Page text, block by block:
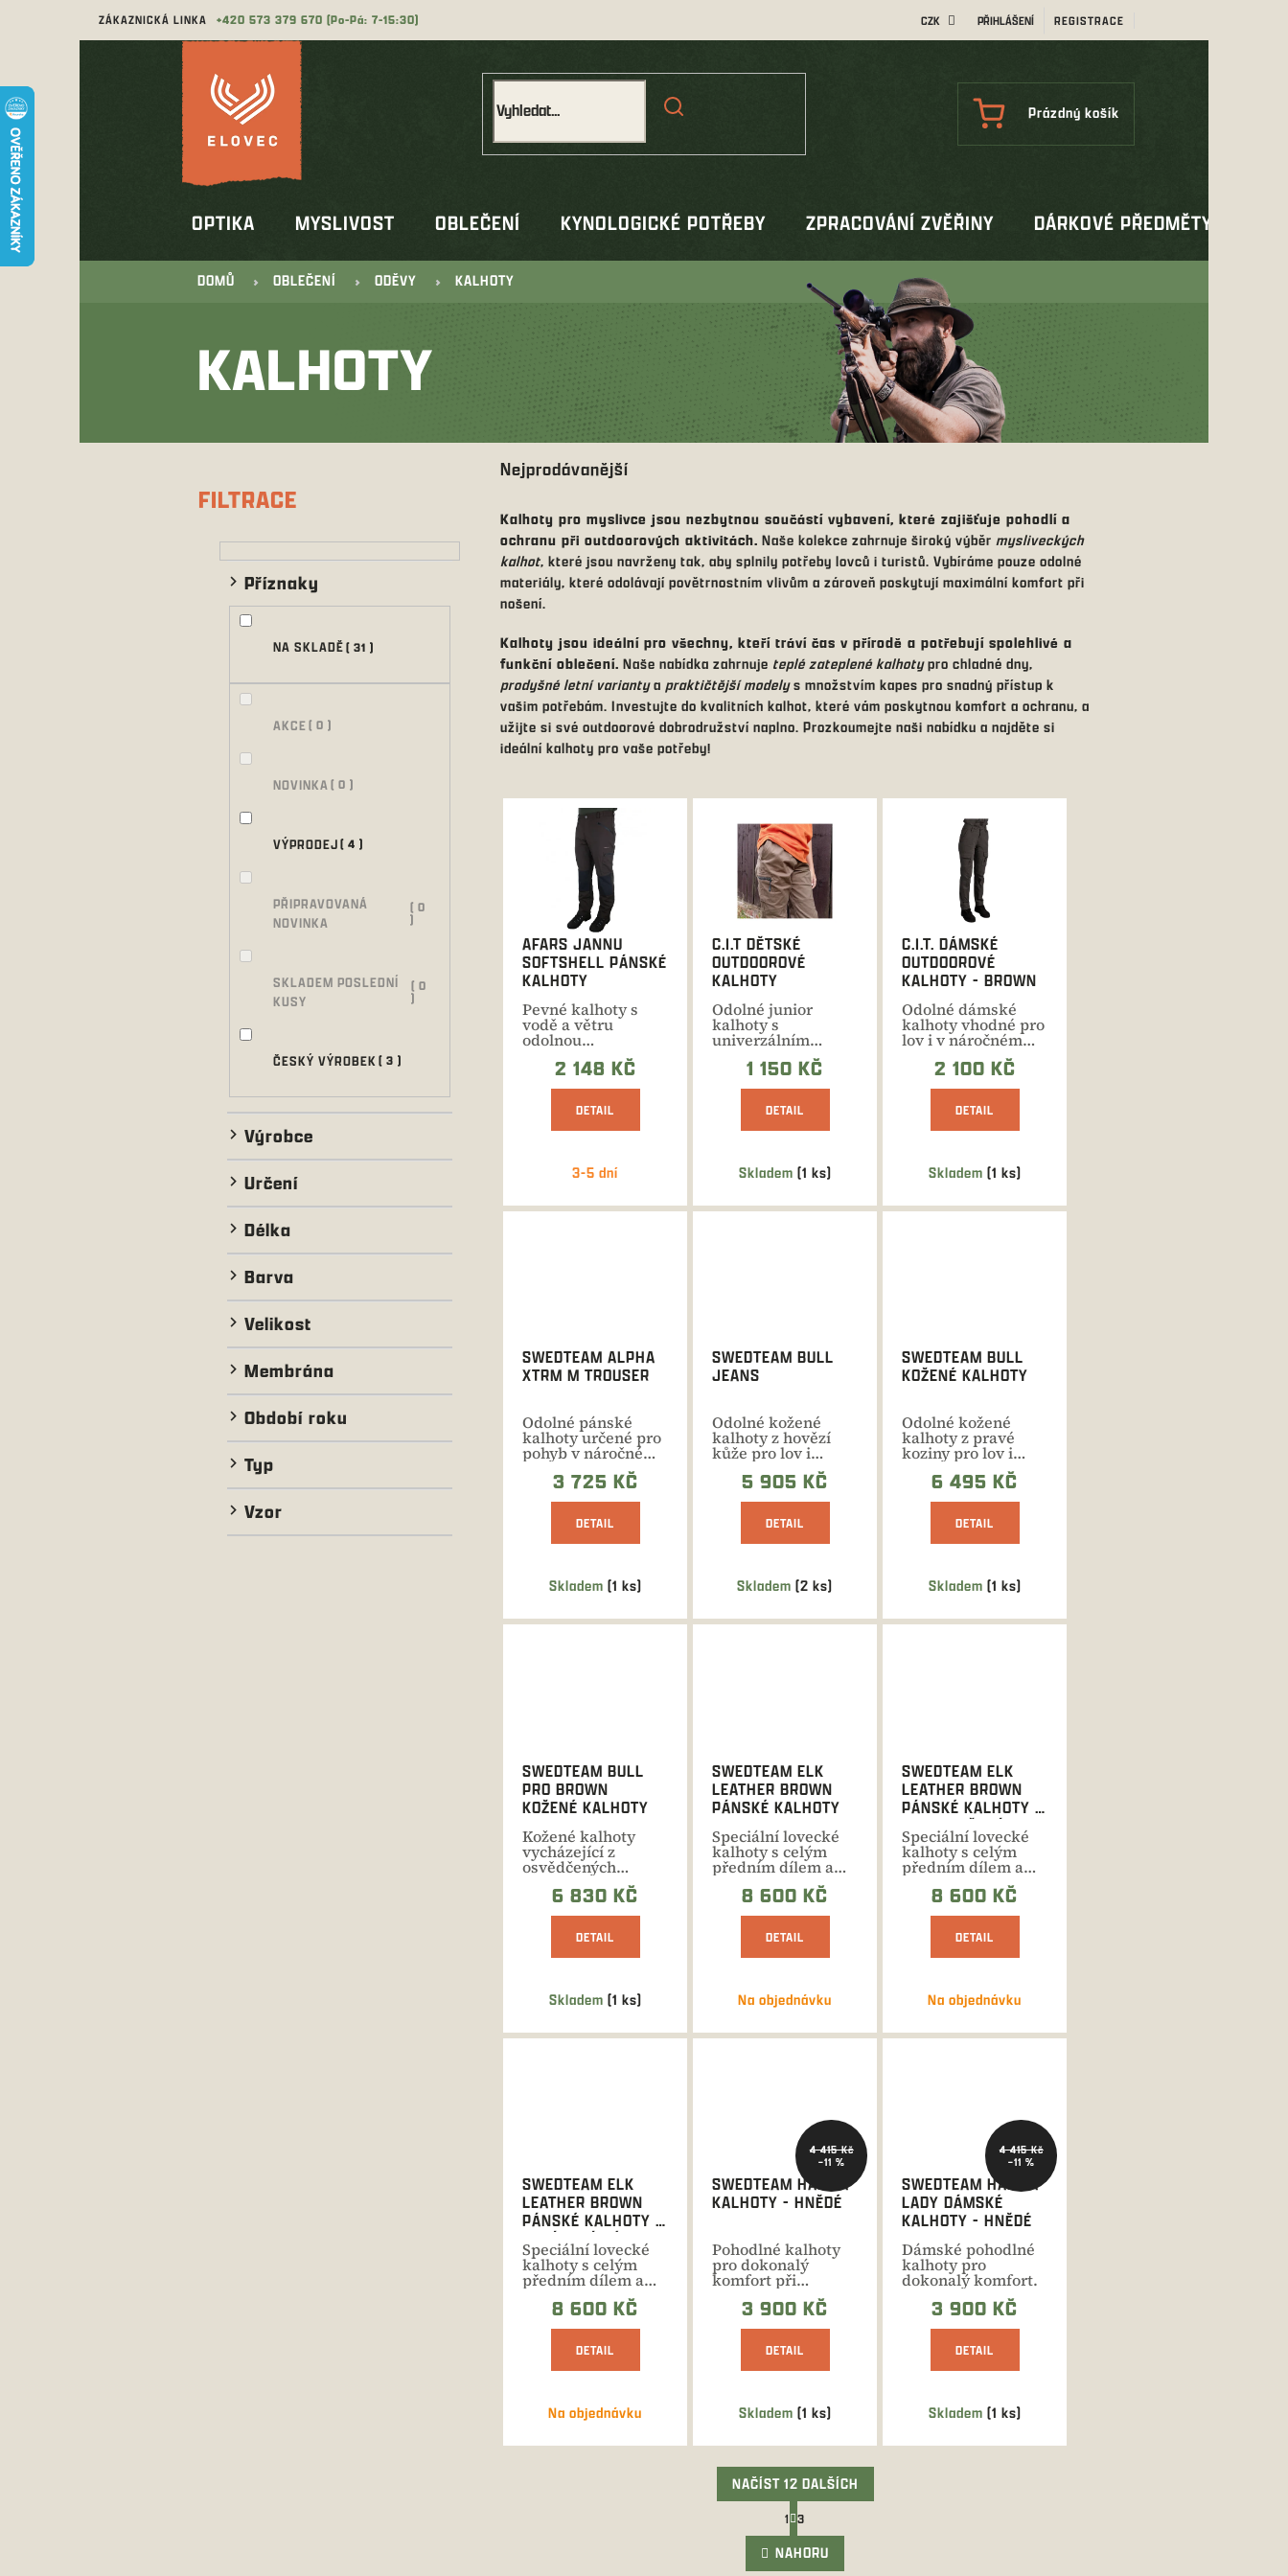
ZÁKAZNICKÁ LINKA 573 379 670 CZK PŘIHLÁŠENÍ REGISTRACE
NÁKUPNÍ
Prázdný košík
OPTIKA MYSLIVOST OBLEČENÍ KYNOLOGICKÉ POTŘEBY ZPRACOVÁNÍ ZVĚŘINY DÁRKOVÉ PŘEDMĚTY
DOMŮ OBLEČENÍ ODĚVY KALHOTY
KALHOTY
s
t
FILTRACE
Příznaky
NA SKLADĚ 31
AKCE 0
NOVINKA 0
VÝPRODEJ 4
PŘIPRAVOVANÁ
NOVINKA
0
SKLADEM POSLEDNÍ
KUSY
0
ČESKÝ VÝROBEK 3
Výrobce
Určení
Délka
Barva
Velikost
Membrána
Období roku
Typ
Vzor
Nejprodávanější
Kalhoty pro myslivce jsou nezbytnou součástí vybavení, které zajišťuje pohodlí a
ochranu při outdoorových aktivitách. Naše kolekce zahrnuje široký výběr mysliveckých
kalhot, které jsou navrženy tak, aby splnily potřeby lovců i turistů. Vybíráme pouze odolné
materiály, které odolávají povětrnostním vlivům a zároveň poskytují maximální komfort při
nošení.
Kalhoty jsou ideální pro všechny, kteří tráví čas v přírodě a potřebují spolehlivé a
funkční oblečení. Naše nabídka zahrnuje teplé zateplené kalhotypro chladné dny,
prodyšné letní variantya praktičtější modelys množstvím kapes pro snadný přístup k
vašim potřebám. Investujte do kvalitních kalhot, které vám poskytnou komfort a ochranu, a
užijte si své outdoorové dobrodružství naplno. Prozkoumejte naši nabídku a najděte si
ideální kalhoty pro vaše potřeby!
V
3-5 dní
AFARS JANNU
SOFTSHELL PÁNSKÉ
KALHOTY
Pevné kalhoty s
vodě a větru
odolnou
membránou pro lov
i ostatní
volnočasové...
2 148 KČ
DETAIL
Skladem (1 ks)
C.I.T DĚTSKÉ
OUTDOOROVÉ
KALHOTY
Odolné junior
kalhoty s
univerzálním
vycházky do
přírody i běžné...
1 150 KČ
DETAIL
Skladem (1 ks)
C.I.T. DÁMSKÉ
OUTDOOROVÉ
KALHOTY - BROWN
Odolné dámské
kalhoty vhodné pro
lov i v náročném
terénu, vycházky
2 100 KČ
DETAIL
Skladem (1 ks)
SWEDTEAM ALPHA
XTRM M TROUSER
Odolné pánské
kalhoty určené pro
pohyb v náročném
terénu.
Rychleschnoucí...
3 725 KČ
DETAIL
Skladem(2 ks)
SWEDTEAM BULL
JEANS
Odolné kožené
kalhoty z hovězí
kůže pro lov i
volnočasové
aktivity po celý...
5 905 KČ
DETAIL
Skladem (1 ks)
SWEDTEAM BULL
KOŽENÉ KALHOTY
Odolné kožené
kalhoty z pravé
koziny pro lov i
volnočasové
aktivity po celý...
6 495 KČ
DETAIL
Skladem (1 ks)
SWEDTEAM BULL
PRO BROWN
KOŽENÉ KALHOTY
Kožené kalhoty
vycházející z
osvědčených
Nastavitelný pas,...
6 830 KČ
DETAIL
Na objednávku
SWEDTEAM ELK
LEATHER BROWN
PÁNSKÉ KALHOTY
Speciální lovecké
kalhoty s celým
předním dílem a
sedem vyztuženým
pravou...
8 600 KČ
DETAIL
Na objednávku
SWEDTEAM ELK
LEATHER BROWN
PÁNSKÉ KALHOTY -
PRODLOUŽENÁ
DÉLKA
Speciální lovecké
kalhoty s celým
předním dílem a
sedem vyztuženým
pravou...
8 600 KČ
DETAIL
Na objednávku
SWEDTEAM ELK
LEATHER BROWN
PÁNSKÉ KALHOTY -
ZKRÁCENÁ DÉLKA
Speciální lovecké
kalhoty s celým
předním dílem a
sedem vyztuženým
pravou...
8 600 KČ
DETAIL
4 415 Kč
–11 %
Skladem (1 ks)
SWEDTEAM HAMRA
KALHOTY - HNĚDÉ
Pohodlné kalhoty
pro dokonalý
komfort při
aktivním lovu.
3 900 KČ
DETAIL
4 415 Kč
–11 %
Skladem (1 ks)
SWEDTEAM HAMRA
LADY DÁMSKÉ
KALHOTY - HNĚDÉ
Dámské pohodlné
kalhoty pro
dokonalý komfort.
3 900 KČ
DETAIL
O
v
l
NAČÍST 12 DALŠÍCH
S
t
r
á
1 3
NAHORU